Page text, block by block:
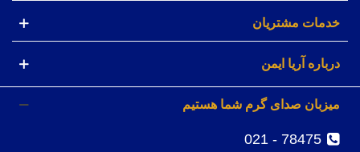
خدمات مشتریان
درباره آریا ایمن
میزبان صدای گرم شما هستیم
78475 - 021